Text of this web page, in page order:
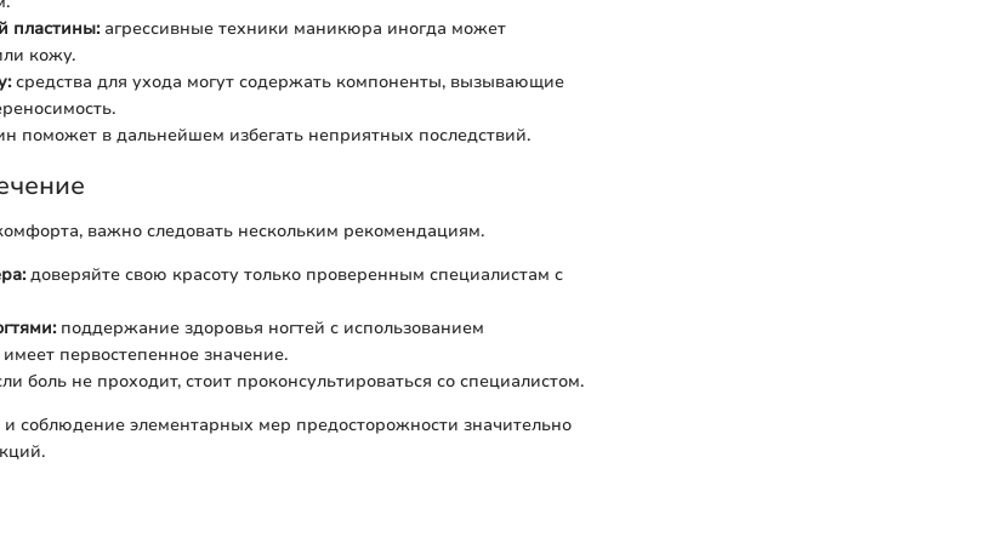
пластины:агрессивные техники маникюра иногда может
кожу.
средства для ухода могут содержать компоненты, вызывающие
поможет в дальнейшем избегать неприятных последствий.
важно следовать нескольким рекомендациям.
доверяйте свою красоту только проверенным специалистам с
поддержание здоровья ногтей с использованием
первостепенное значение.
боль не проходит, стоит проконсультироваться со специалистом.
соблюдение элементарных мер предосторожности значительно